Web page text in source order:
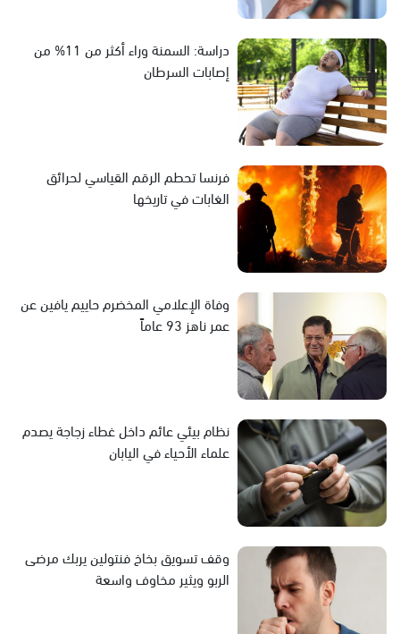
دراسة: السمنة وراء أكثر من 11% من
إصابات السرطان
فرنسا تحطم الرقم القياسي لحرائق
الغابات في تاريخها
وفاة الإعلامي المخضرم حاييم يافين عن
عمر ناهز 93 عاماً
نظام بيئي عائم داخل غطاء زجاجة يصدم
علماء الأحياء في اليابان
وقف تسويق بخاخ فنتولين يربك مرضى
الربو ويثير مخاوف واسعة